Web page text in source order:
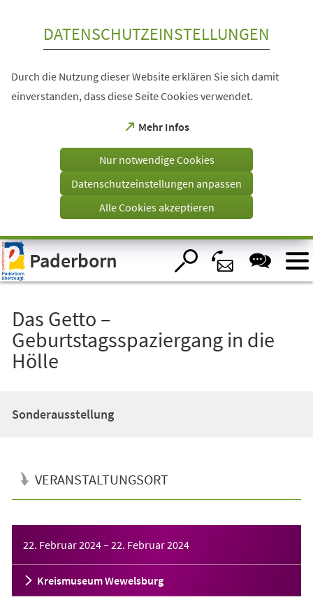
Visuelle
Assistenzsoftware
öffnen.
DATENSCHUTZEINSTELLUNGEN
Durch die Nutzung dieser Website erklären Sie sich damit
einverstanden, dass diese Seite Cookies verwendet.
Mehr Infos
(Öffnet
einem
Tab)
Nur notwendige Cookies
Datenschutzeinstellungen anpassen
Alle Cookies akzeptieren
Paderborn
Das Getto –
Geburtstagsspaziergang in die
Hölle
Sonderausstellung
VERANSTALTUNGSORT
22. Februar 2024– 22. Februar 2024
Kreismuseum Wewelsburg